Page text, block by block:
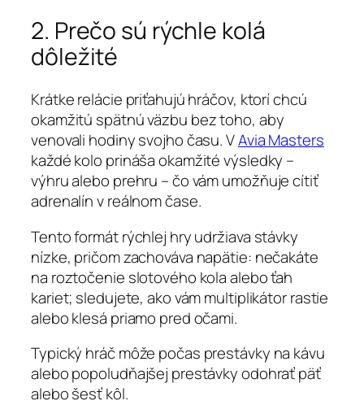
2. Prečo sú rýchle kolá
dôležité
Krátke relácie priťahujú hráčov, ktorí chcú
okamžitú spätnú väzbu bez toho, aby
venovali hodiny svojho času. VAvia Masters
každé kolo prináša okamžité výsledky –
výhru alebo prehru – čo vám umožňuje cítiť
adrenalín v reálnom čase.
Tento formát rýchlej hry udržiava stávky
nízke, pričom zachováva napätie: nečakáte
na roztočenie slotového kola alebo ťah
kariet; sledujete, ako vám multiplikátor rastie
alebo klesá priamo pred očami.
Typický hráč môže počas prestávky na kávu
alebo popoludňajšej prestávky odohrať päť
alebo šesť kôl.